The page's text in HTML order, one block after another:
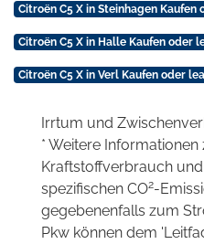
Citroën C5 X in Steinhagen Kaufen
Citroën C5 X in Halle Kaufen oder
Citroën C5 X in Verl Kaufen oder
Irrtum und
* Weitere
Kraftstoffverbrauch
spezifischen CO2-
gegebenenfalls zum
Pkw können dem